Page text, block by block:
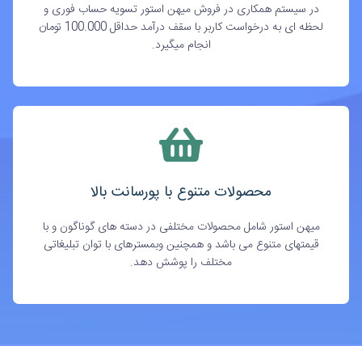
در سیستم همکاری در فروش میهن استور تسویه حساب فوری و
لحظه ای به درخواست کاربر با سقف درآمد حداقل 100.000 تومان
انجام میگیرد.
محصولات متنوع با پورسانت بالا
میهن استور شامل محصولات مختلفی در دسته های گوناگون و با
قیمتهای متنوع می باشد و همچنین وبمسترهای با توان تبلیغاتی
مختلف را پوشش دهد.